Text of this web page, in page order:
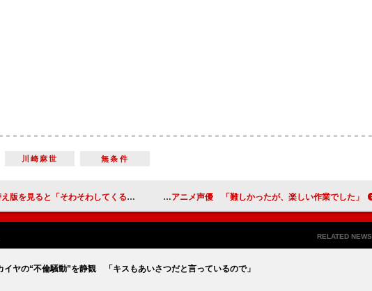
川崎麻世 無条件
そわしてくる」 宮迫博之は「うちの嫁」をホークアイの妻と比較 薬師丸ひろ子、３５年ぶりにアニメ声優 「難しかったが、楽しい作業でした」
RELATED NEWS
イヤの“不倫騒動”を静観 「キスもあいさつだと言っているので」